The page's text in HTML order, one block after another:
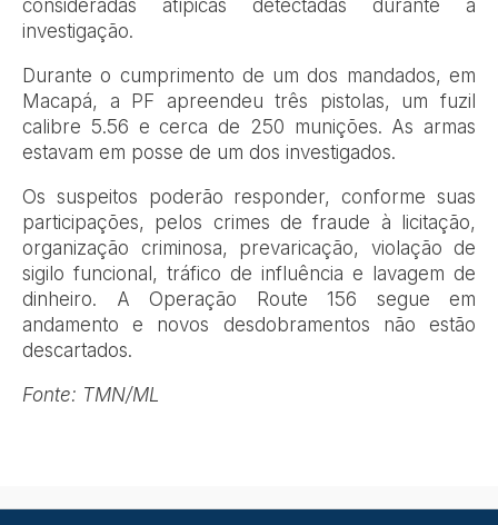
consideradas atípicas detectadas durante a
investigação.
Durante o cumprimento de um dos mandados, em
Macapá, a PF apreendeu três pistolas, um fuzil
calibre 5.56 e cerca de 250 munições. As armas
estavam em posse de um dos investigados.
Os suspeitos poderão responder, conforme suas
participações, pelos crimes de fraude à licitação,
organização criminosa, prevaricação, violação de
sigilo funcional, tráfico de influência e lavagem de
dinheiro. A Operação Route 156 segue em
andamento e novos desdobramentos não estão
descartados.
Fonte: TMN/ML